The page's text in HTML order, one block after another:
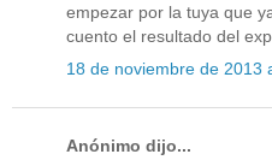
empezar por la tuya que
cuento el resultado del
18 de noviembre de 2013
Anónimo dijo...